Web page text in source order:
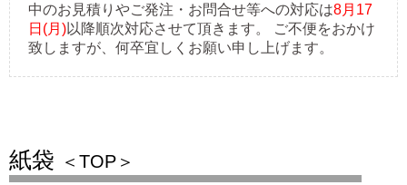
中のお見積りやご発注・お問合せ等への対応は8月17
日(月)以降順次対応させて頂きます。 ご不便をおかけ
致しますが、何卒宜しくお願い申し上げます。
紙袋 ＜TOP＞